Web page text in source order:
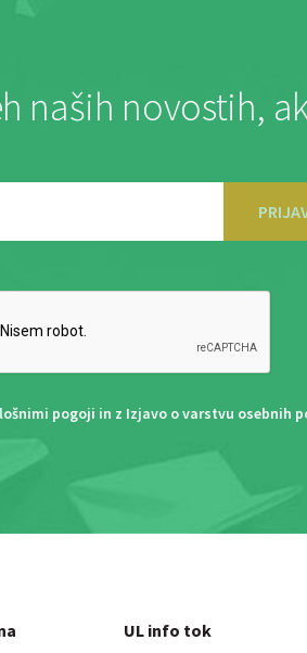
naših novostih,
pogoji in z Izjavo o varstvu osebnih
UL info tok